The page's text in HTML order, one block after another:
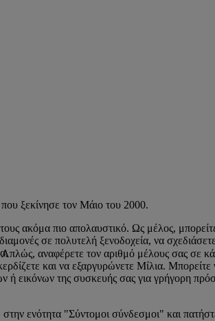
ξεκίνησε τον Μάιο του 2000.
ακόμα πιο απολαυστικό. Ως μέλος,
σε πολυτελή ξενοδοχεία, να
αναφέρετε τον αριθμό μέλους σας σε
και να εξαργυρώνετε Μίλια.
εικόνων της συσκευής σας για γρήγορη
ενότητα "Σύντομοι σύνδεσμοι" και